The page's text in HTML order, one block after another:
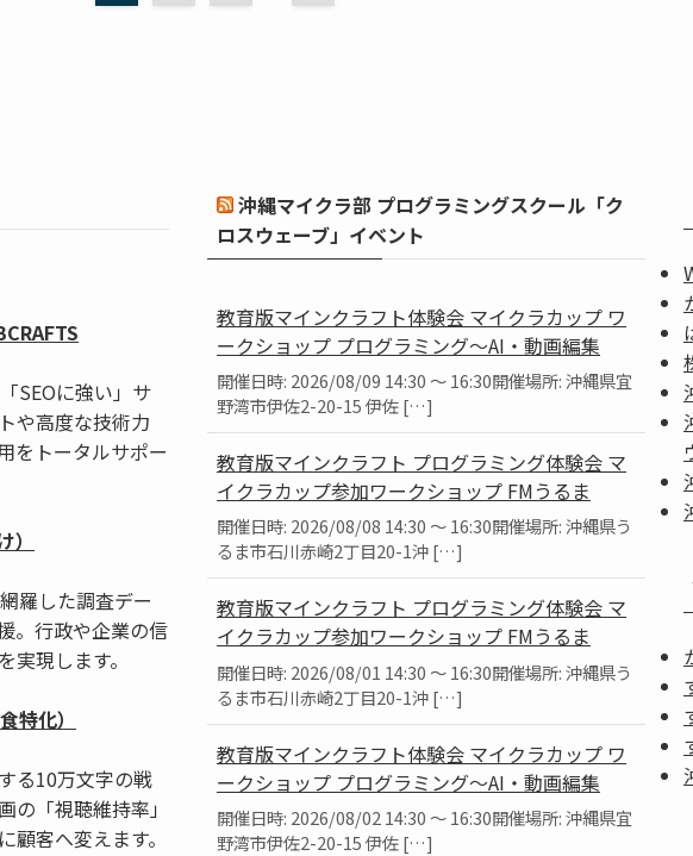
SEOに強い」サ
や高度な技術力
をトータルサポー
羅した調査デー
。行政や企業の信
現します。
特化）
る10万文字の戦
の「視聴維持率」
客へ変えます。
沖縄マイクラ部 プログラミングスクール「ク
ロスウェーブ」イベント
教育版マインクラフト体験会 マイクラカップ ワ
ークショップ プログラミング～AI・動画編集
開催日時: 2026/08/09 14:30 ～ 16:30開催場所: 沖縄県宜
野湾市伊佐2-20-15 伊佐 […]
教育版マインクラフト プログラミング体験会 マ
イクラカップ参加ワークショップ FMうるま
開催日時: 2026/08/08 14:30 ～ 16:30開催場所: 沖縄県う
るま市石川赤崎2丁目20-1沖 […]
教育版マインクラフト プログラミング体験会 マ
イクラカップ参加ワークショップ FMうるま
開催日時: 2026/08/01 14:30 ～ 16:30開催場所: 沖縄県う
るま市石川赤崎2丁目20-1沖 […]
教育版マインクラフト体験会 マイクラカップ ワ
ークショップ プログラミング～AI・動画編集
開催日時: 2026/08/02 14:30 ～ 16:30開催場所: 沖縄県宜
野湾市伊佐2-20-15 伊佐 […]